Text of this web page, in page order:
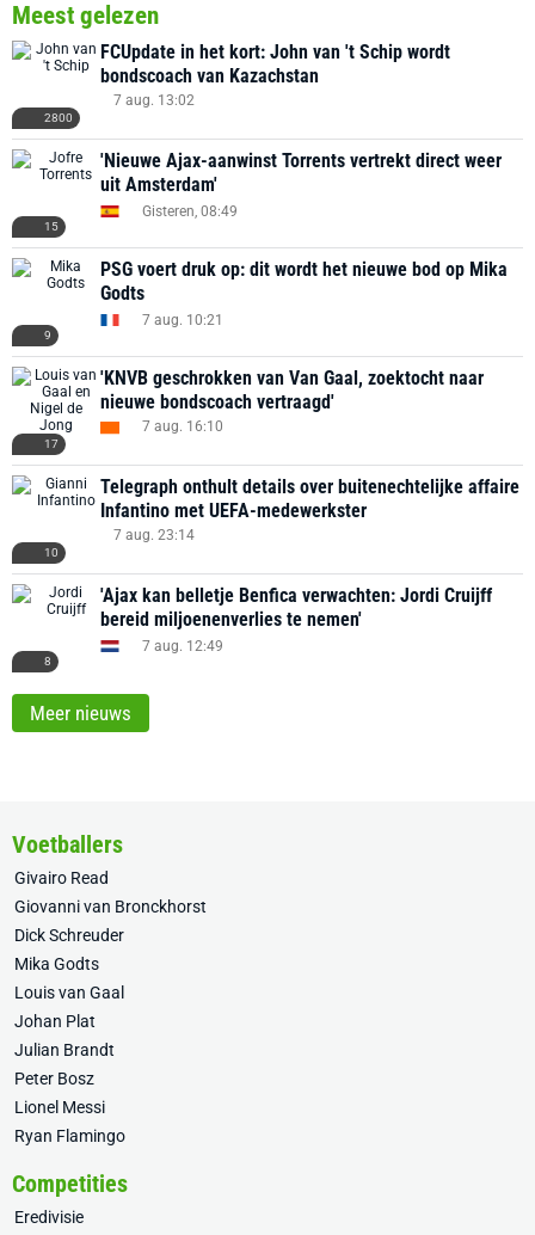
Meest gelezen
2800
FCUpdate in het kort: John van 't Schip wordt
bondscoach van Kazachstan
7 aug. 13:02
15
'Nieuwe Ajax-aanwinst Torrents vertrekt direct weer
uit Amsterdam'
Gisteren, 08:49
9
PSG voert druk op: dit wordt het nieuwe bod op Mika
Godts
7 aug. 10:21
17
'KNVB geschrokken van Van Gaal, zoektocht naar
nieuwe bondscoach vertraagd'
7 aug. 16:10
10
Telegraph onthult details over buitenechtelijke affaire
Infantino met UEFA-medewerkster
7 aug. 23:14
8
'Ajax kan belletje Benfica verwachten: Jordi Cruijff
bereid miljoenenverlies te nemen'
7 aug. 12:49
Meer nieuws
Voetballers
Givairo Read
Giovanni van Bronckhorst
Dick Schreuder
Mika Godts
Louis van Gaal
Johan Plat
Julian Brandt
Peter Bosz
Lionel Messi
Ryan Flamingo
Competities
Eredivisie